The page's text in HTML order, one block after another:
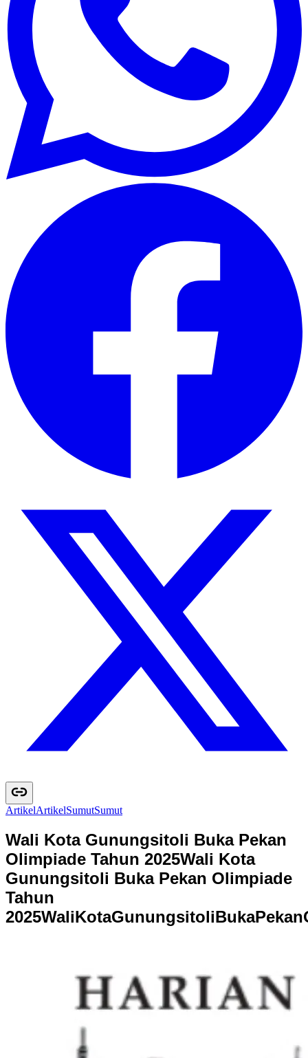
ArtikelArtikelSumutSumut
Wali Kota Gunungsitoli Buka Pekan
Olimpiade Tahun 2025Wali Kota
Gunungsitoli Buka Pekan Olimpiade
Tahun
2025WaliKotaGunungsitoliBukaPekan